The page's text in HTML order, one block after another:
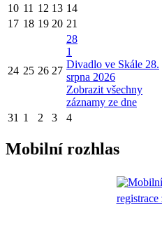
10 11 12 13 14
17 18 19 20 21
24 25 26 27
28
1
Divadlo ve Skále 28.
srpna 2026
Zobrazit všechny
záznamy ze dne
31 1 2 3 4
Mobilní rozhlas
registrace